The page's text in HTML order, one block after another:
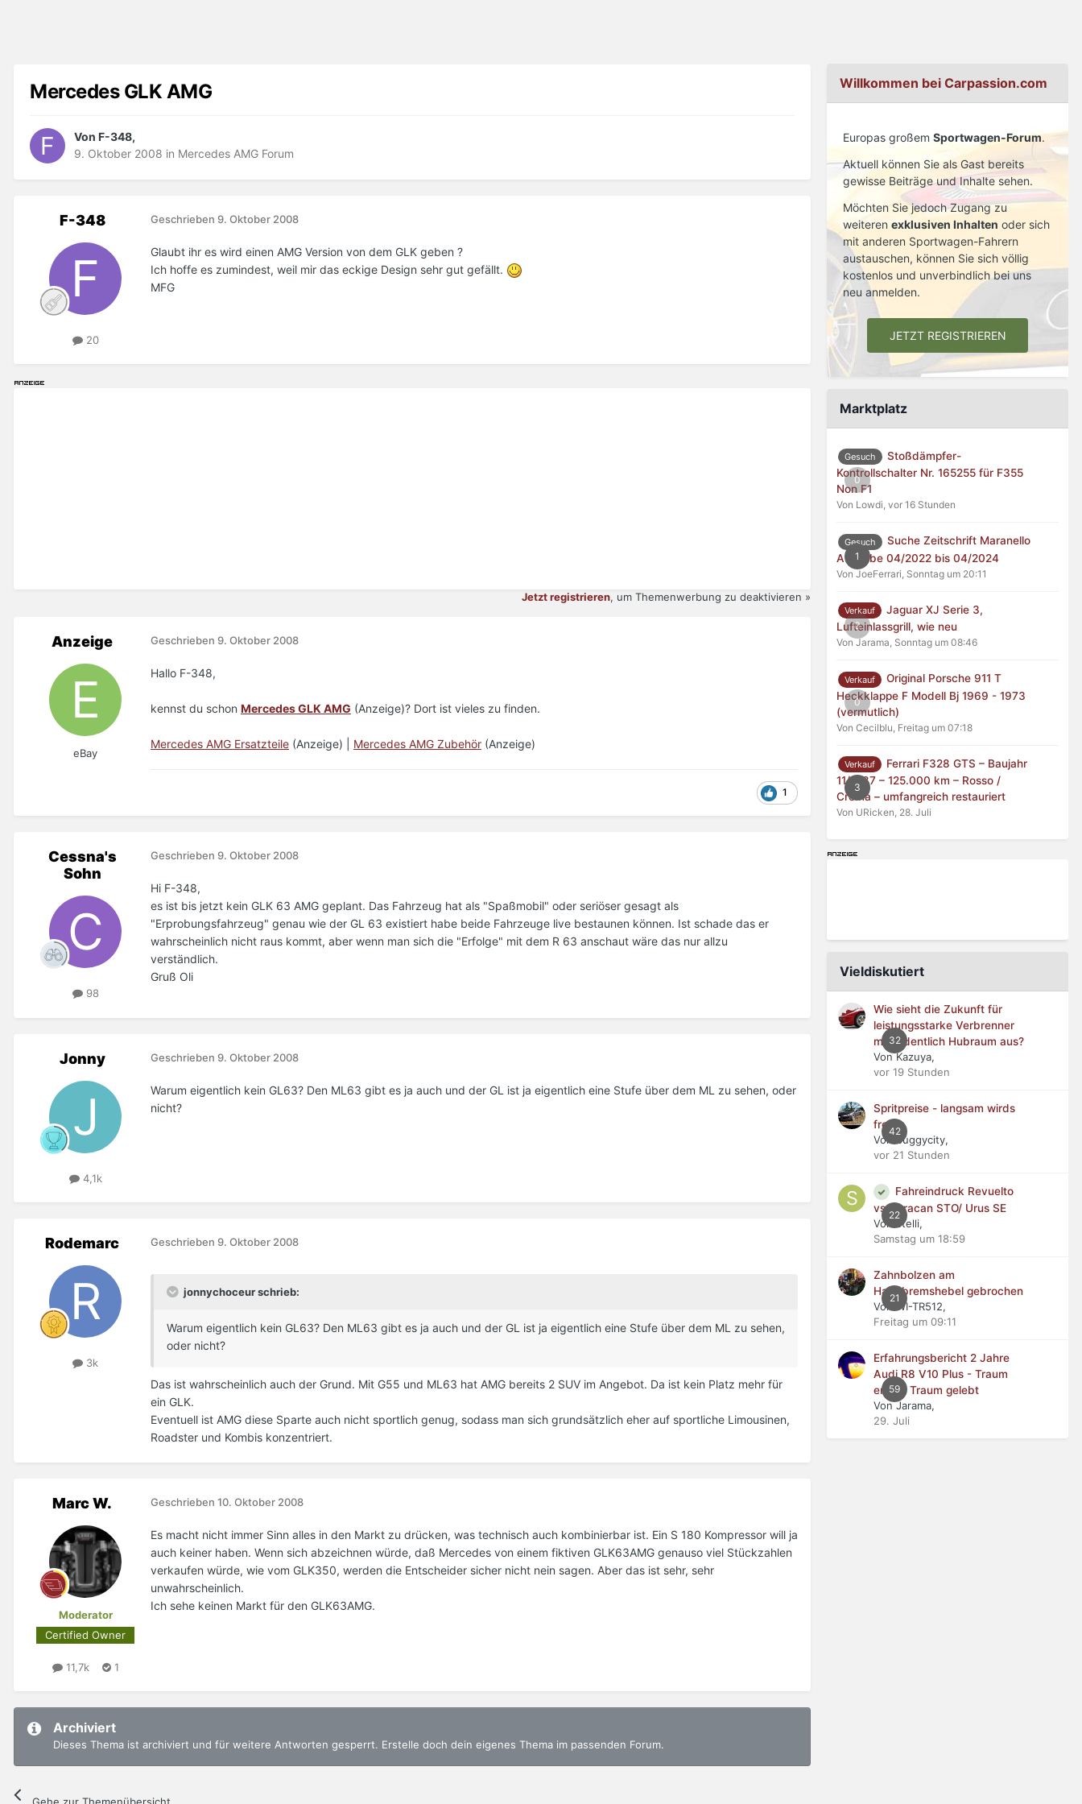
Mercedes GLK AMG
Von F-348,
9. Oktober 2008 in Mercedes AMG Forum
F-348
20
Geschrieben 9. Oktober 2008
Glaubt ihr es wird einen AMG Version von dem GLK geben ?
Ich hoffe es zumindest, weil mir das eckige Design sehr gut gefällt.
MFG
Jetzt registrieren, um Themenwerbung zu deaktivieren »
Anzeige
eBay
Geschrieben 9. Oktober 2008
Hallo F-348,
kennst du schon Mercedes GLK AMG (Anzeige)? Dort ist vieles zu finden.
Mercedes AMG Ersatzteile (Anzeige) | Mercedes AMG Zubehör (Anzeige)
1
Cessna's
Sohn
98
Geschrieben 9. Oktober 2008
Hi F-348,
es ist bis jetzt kein GLK 63 AMG geplant. Das Fahrzeug hat als "Spaßmobil" oder seriöser gesagt als
"Erprobungsfahrzeug" genau wie der GL 63 existiert habe beide Fahrzeuge live bestaunen können. Ist schade das er
wahrscheinlich nicht raus kommt, aber wenn man sich die "Erfolge" mit dem R 63 anschaut wäre das nur allzu
verständlich.
Gruß Oli
Jonny
4,1k
Geschrieben 9. Oktober 2008
Warum eigentlich kein GL63? Den ML63 gibt es ja auch und der GL ist ja eigentlich eine Stufe über dem ML zu sehen, oder
nicht?
Rodemarc
3k
Geschrieben 9. Oktober 2008
jonnychoceur schrieb:
Warum eigentlich kein GL63? Den ML63 gibt es ja auch und der GL ist ja eigentlich eine Stufe über dem ML zu sehen,
oder nicht?
Das ist wahrscheinlich auch der Grund. Mit G55 und ML63 hat AMG bereits 2 SUV im Angebot. Da ist kein Platz mehr für
ein GLK.
Eventuell ist AMG diese Sparte auch nicht sportlich genug, sodass man sich grundsätzlich eher auf sportliche Limousinen,
Roadster und Kombis konzentriert.
Marc W.
Moderator
Certified Owner
11,7k 1
Geschrieben 10. Oktober 2008
Es macht nicht immer Sinn alles in den Markt zu drücken, was technisch auch kombinierbar ist. Ein S 180 Kompressor will ja
auch keiner haben. Wenn sich abzeichnen würde, daß Mercedes von einem fiktiven GLK63AMG genauso viel Stückzahlen
verkaufen würde, wie vom GLK350, werden die Entscheider sicher nicht nein sagen. Aber das ist sehr, sehr
unwahrscheinlich.
Ich sehe keinen Markt für den GLK63AMG.
Archiviert
Dieses Thema ist archiviert und für weitere Antworten gesperrt. Erstelle doch dein eigenes Thema im passenden Forum.
Willkommen bei Carpassion.com
Europas großem Sportwagen-Forum.
Aktuell können Sie als Gast bereits
gewisse Beiträge und Inhalte sehen.
Möchten Sie jedoch Zugang zu
weiteren exklusiven Inhalten oder sich
mit anderen Sportwagen-Fahrern
austauschen, können Sie sich völlig
kostenlos und unverbindlich bei uns
neu anmelden.
JETZT REGISTRIEREN
Marktplatz
0
Gesuch
Stoßdämpfer-
Kontrollschalter Nr. 165255 für F355
Non F1
Von Lowdi, vor 16 Stunden
1
Gesuch
Suche Zeitschrift Maranello
Ausgabe 04/2022 bis 04/2024
Von JoeFerrari, Sonntag um 20:11
0
Verkauf
Jaguar XJ Serie 3,
Lufteinlassgrill, wie neu
Von Jarama, Sonntag um 08:46
0
Verkauf
Original Porsche 911 T
Heckklappe F Modell Bj 1969 - 1973
(vermutlich)
Von Cecilblu, Freitag um 07:18
3
Verkauf
Ferrari F328 GTS – Baujahr
11/1987 – 125.000 km – Rosso /
Crema – umfangreich restauriert
Von URicken, 28. Juli
Vieldiskutiert
32
Wie sieht die Zukunft für
leistungsstarke Verbrenner
mit ordentlich Hubraum aus?
Von Kazuya,
vor 19 Stunden
42
Spritpreise - langsam wirds
frech
Von buggycity,
vor 21 Stunden
22
Fahreindruck Revuelto
vs Huracan STO/ Urus SE
Von stelli,
Samstag um 18:59
21
Zahnbolzen am
Handbremshebel gebrochen
Von WI-TR512,
Freitag um 09:11
59
Erfahrungsbericht 2 Jahre
Audi R8 V10 Plus - Traum
erfüllt, Traum gelebt
Von Jarama,
29. Juli